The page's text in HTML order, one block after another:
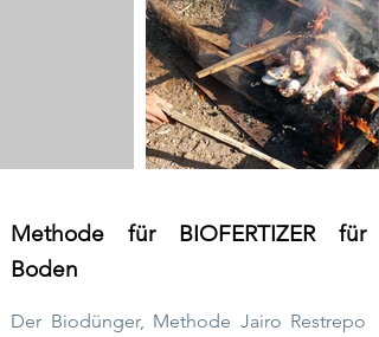
Methode für BIOFERTIZER für
Boden
Der Biodünger, Methode Jairo Restrepo